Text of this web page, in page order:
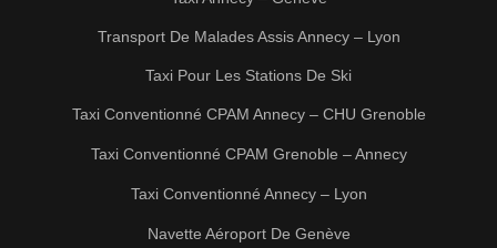
Transport De Malades Assis Annecy – Lyon
Taxi Pour Les Stations De Ski
Taxi Conventionné CPAM Annecy – CHU Grenoble
Taxi Conventionné CPAM Grenoble – Annecy
Taxi Conventionné Annecy – Lyon
Navette Aéroport De Genève